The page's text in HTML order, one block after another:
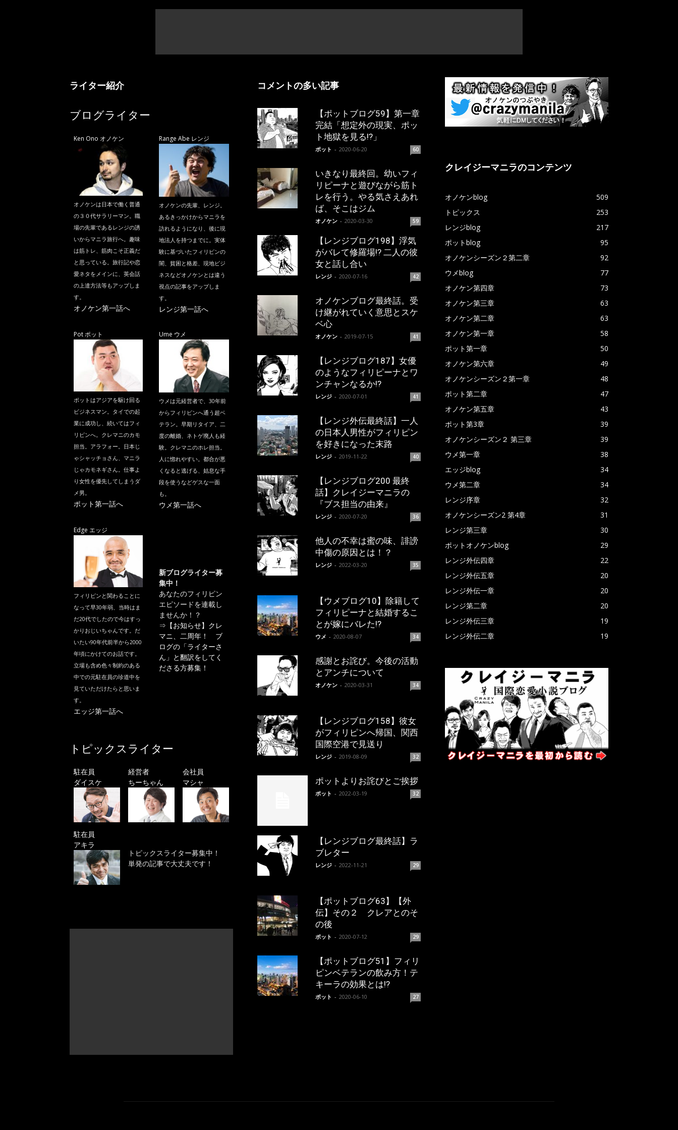
ライター紹介
ブログライター
Ken Ono オノケン
オノケンは日本で働く普通
の３０代サラリーマン。職
場の先輩であるレンジの誘
いからマニラ旅行へ。趣味
は筋トレ、筋肉こそ正義だ
と思っている。旅行記や恋
愛ネタをメインに、英会話
の上達方法等もアップしま
す。
オノケン第一話へ
Range Abe レンジ
オノケンの先輩、レンジ。
あるきっかけからマニラを
訪れるようになり、後に現
地法人を持つまでに。実体
験に基づいたフィリピンの
闇、貧困と格差、現地ビジ
ネスなどオノケンとは違う
視点の記事をアップしま
す。
レンジ第一話へ
Pot ポット
ポットはアジアを駆け回る
ビジネスマン。タイでの起
業に成功し、続いてはフィ
リピンへ。クレマニのカモ
担当。アラフォー。日本じ
ゃシャッチョさん、マニラ
じゃカモネギさん。仕事よ
り女性を優先してしまうダ
メ男。
ポット第一話へ
Ume ウメ
ウメは元経営者で、30年前
からフィリピンへ通う超ベ
テラン。早期リタイア、二
度の離婚、ネトゲ廃人も経
験。クレマニのホレ担当。
人に惚れやすい。都合が悪
くなると逃げる、姑息な手
段を使うなどゲスな一面
も。
ウメ第一話へ
Edge エッジ
フィリピンと関わることに
なって早30年弱、当時はま
だ20代でしたので今はすっ
かりおじいちゃんです。だ
いたい90年代前半から2000
年頃にかけてのお話です。
立場も含め色々制約のある
中での元駐在員の珍道中を
見ていただけたらと思いま
す。
エッジ第一話へ
新ブログライター募
集中！
あなたのフィリピン
エピソードを連載し
ませんか！？
⇒ 【お知らせ】クレ
マニ、二周年！ ブ
ログの「ライターさ
ん」と翻訳をしてく
ださる方募集！
トピックスライター
駐在員
ダイスケ
経営者
ちーちゃん
会社員
マシャ
駐在員
アキラ
トピックスライター募集中！
単発の記事で大丈夫です！
コメントの多い記事
【ポットブログ59】第一章
完結「想定外の現実、ポッ
ト地獄を見る!?」
ポット - 2020-06-20 60
いきなり最終回。幼いフィ
リピーナと遊びながら筋ト
レを行う。やる気さえあれ
ば、そこはジム
オノケン - 2020-03-30 59
【レンジブログ198】浮気
がバレて修羅場!? 二人の彼
女と話し合い
レンジ - 2020-07-16 42
オノケンブログ最終話。受
け継がれていく意思とスケ
ベ心
オノケン - 2019-07-15 41
【レンジブログ187】女優
のようなフィリピーナとワ
ンチャンなるか!?
レンジ - 2020-07-01 41
【レンジ外伝最終話】一人
の日本人男性がフィリピン
を好きになった末路
レンジ - 2019-11-22 40
【レンジブログ200 最終
話】クレイジーマニラの
『ブス担当の由来』
レンジ - 2020-07-20 36
他人の不幸は蜜の味、誹謗
中傷の原因とは！？
レンジ - 2022-03-20 35
【ウメブログ10】除籍して
フィリピーナと結婚するこ
とが嫁にバレた!?
ウメ - 2020-08-07 34
感謝とお詫び。今後の活動
とアンチについて
オノケン - 2020-03-31 34
【レンジブログ158】彼女
がフィリピンへ帰国、関西
国際空港で見送り
レンジ - 2019-08-09 32
ポットよりお詫びとご挨拶
ポット - 2022-03-19 32
【レンジブログ最終話】ラ
ブレター
レンジ - 2022-11-21 29
【ポットブログ63】【外
伝】その２ クレアとのそ
の後
ポット - 2020-07-12 29
【ポットブログ51】フィリ
ピンベテランの飲み方！テ
キーラの効果とは!?
ポット - 2020-06-10 27
クレイジーマニラのコンテンツ
オノケンblog
509
トピックス
253
レンジblog
217
ポットblog
95
オノケンシーズン２第二章
92
ウメblog
77
オノケン第四章
73
オノケン第三章
63
オノケン第二章
63
オノケン第一章
58
ポット第一章
50
オノケン第六章
49
オノケンシーズン２第一章
48
ポット第二章
47
オノケン第五章
43
ポット第3章
39
オノケンシーズン２ 第三章
39
ウメ第一章
38
エッジblog
34
ウメ第二章
34
レンジ序章
32
オノケンシーズン2 第4章
31
レンジ第三章
30
ポットオノケンblog
29
レンジ外伝四章
22
レンジ外伝五章
20
レンジ外伝一章
20
レンジ第二章
20
レンジ外伝三章
19
レンジ外伝二章
19